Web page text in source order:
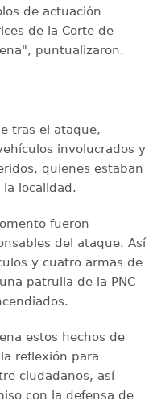
de actuación
de la Corte de
puntualizaron.
tras el ataque,
involucrados y
quienes estaban
localidad.
fueron
del ataque. Así
y cuatro armas de
patrulla de la PNC
estos hechos de
reflexión para
ciudadanos, así
con la defensa de